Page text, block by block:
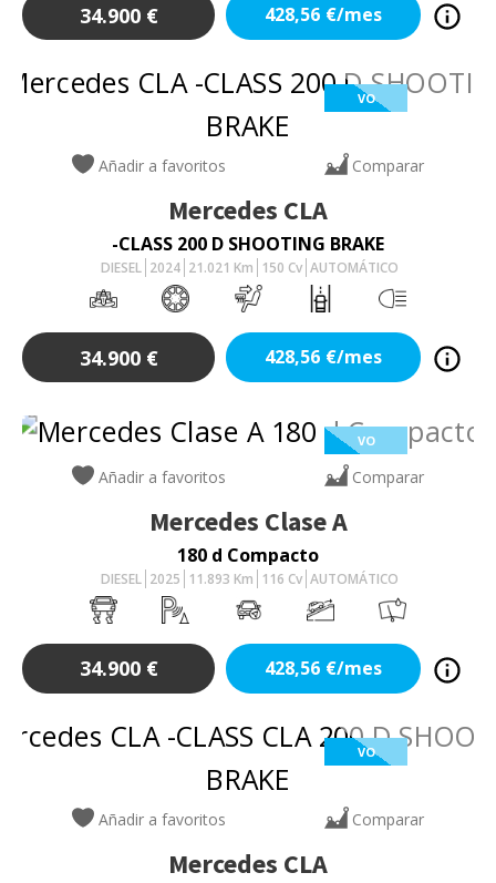
34.900 € 428,56 €/mes
VO
Añadir a favoritos Comparar
Mercedes CLA
-CLASS 200 D SHOOTING BRAKE
DIESEL 2024 21.021 Km 150 Cv AUTOMÁTICO
34.900 € 428,56 €/mes
VO
Añadir a favoritos Comparar
Mercedes Clase A
180 d Compacto
DIESEL 2025 11.893 Km 116 Cv AUTOMÁTICO
34.900 € 428,56 €/mes
VO
Añadir a favoritos Comparar
Mercedes CLA